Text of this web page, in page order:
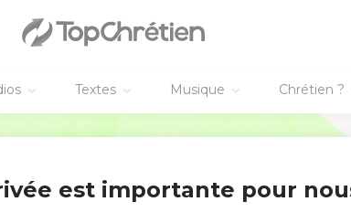
Textes Musique Chrétien ?
L’ANNÉE !
est importante pour